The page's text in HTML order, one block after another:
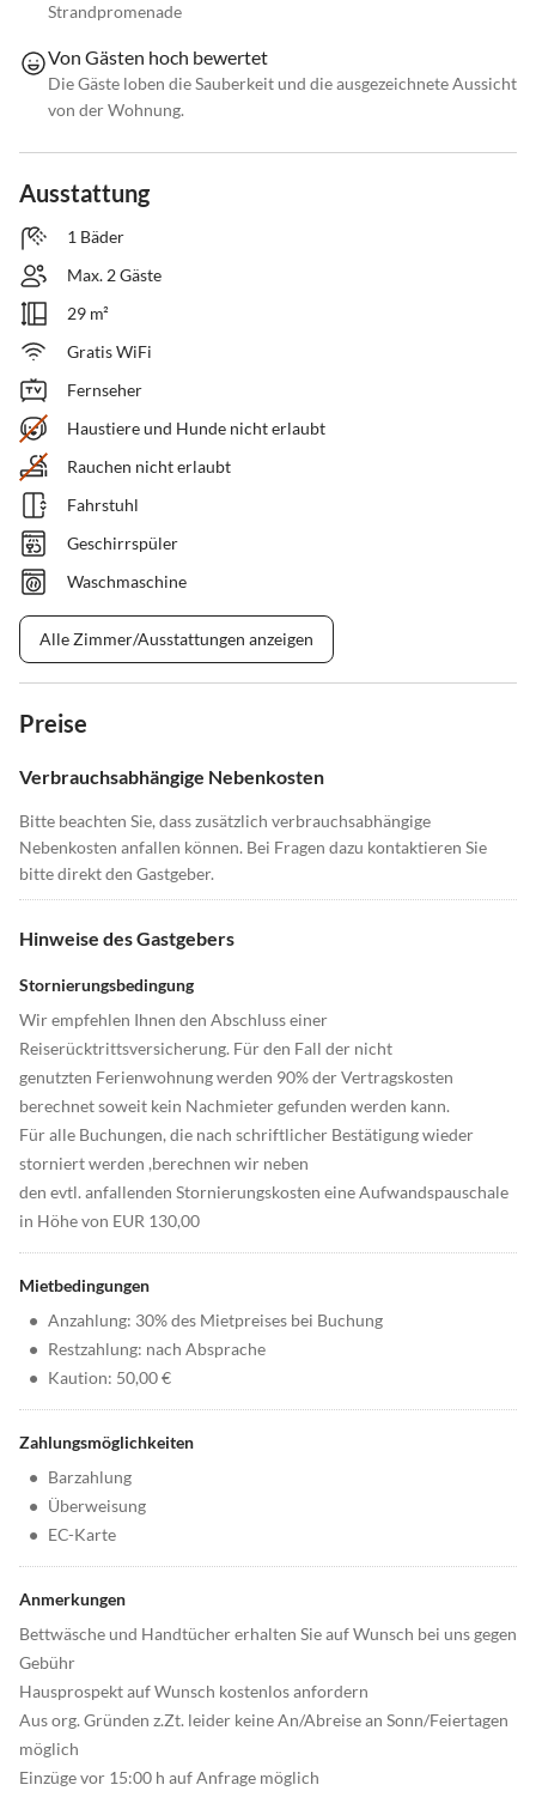
Strandpromenade
Von Gästen hoch bewertet
Die Gäste loben die Sauberkeit und die ausgezeichnete Aussicht
von der Wohnung.
Ausstattung
1 Bäder
Max. 2 Gäste
29 m²
Gratis WiFi
Fernseher
Haustiere und Hunde nicht erlaubt
Rauchen nicht erlaubt
Fahrstuhl
Geschirrspüler
Waschmaschine
Alle Zimmer/Ausstattungen anzeigen
Preise
Verbrauchsabhängige Nebenkosten
Bitte beachten Sie, dass zusätzlich verbrauchsabhängige
Nebenkosten anfallen können. Bei Fragen dazu kontaktieren Sie
bitte direkt den Gastgeber.
Hinweise des Gastgebers
Stornierungsbedingung
Wir empfehlen Ihnen den Abschluss einer
Reiserücktrittsversicherung. Für den Fall der nicht
genutzten Ferienwohnung werden 90% der Vertragskosten
berechnet soweit kein Nachmieter gefunden werden kann.
Für alle Buchungen, die nach schriftlicher Bestätigung wieder
storniert werden ,berechnen wir neben
den evtl. anfallenden Stornierungskosten eine Aufwandspauschale
in Höhe von EUR 130,00
Mietbedingungen
• Anzahlung: 30% des Mietpreises bei Buchung
• Restzahlung: nach Absprache
• Kaution: 50,00 €
Zahlungsmöglichkeiten
• Barzahlung
• Überweisung
• EC-Karte
Anmerkungen
Bettwäsche und Handtücher erhalten Sie auf Wunsch bei uns gegen
Gebühr
Hausprospekt auf Wunsch kostenlos anfordern
Aus org. Gründen z.Zt. leider keine An/Abreise an Sonn/Feiertagen
möglich
Einzüge vor 15:00 h auf Anfrage möglich